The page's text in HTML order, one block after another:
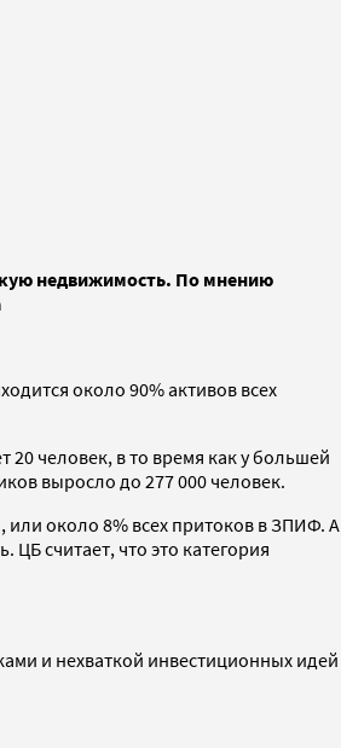
недвижимость. По мнению
около 90% активов всех
человек, в то время как у большей
выросло до 277 000 человек.
или около 8% всех притоков в ЗПИФ. А
считает, что это категория
и нехваткой инвестиционных идей